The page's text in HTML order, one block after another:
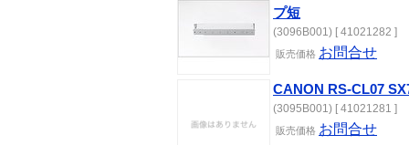
プ短
(3096B001) [ 41021282 ]
販売価格 お問合せ
CANON RS-CL07
(3095B001) [ 41021281 ]
販売価格 お問合せ